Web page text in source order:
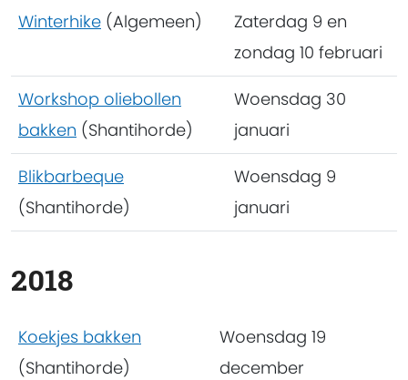
Winterhike (Algemeen)
Zaterdag 9 en
zondag 10 februari
Workshop oliebollen
bakken (Shantihorde)
Woensdag 30
januari
Blikbarbeque
(Shantihorde)
Woensdag 9
januari
2018
Koekjes bakken
(Shantihorde)
Woensdag 19
december